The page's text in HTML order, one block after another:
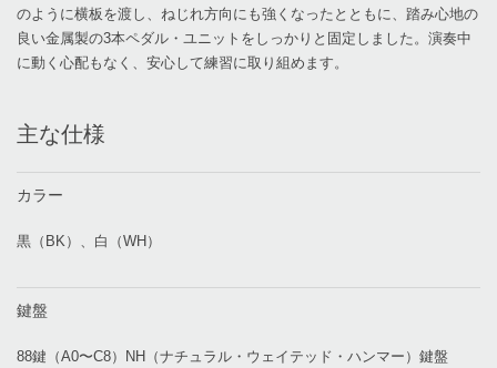
のように横板を渡し、ねじれ方向にも強くなったとともに、踏み心地の
良い金属製の3本ペダル・ユニットをしっかりと固定しました。演奏中
に動く心配もなく、安心して練習に取り組めます。
主な仕様
カラー
黒（BK）、白（WH）
鍵盤
88鍵（A0〜C8）NH（ナチュラル・ウェイテッド・ハンマー）鍵盤